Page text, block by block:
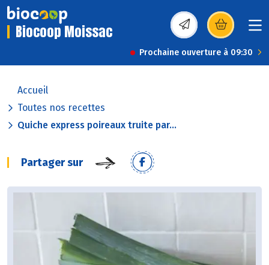
Biocoop Moissac (s’ouvre dans une
Prochaine ouverture à 09:30
Accueil
Toutes nos recettes
Quiche express poireaux truite par...
Partager sur